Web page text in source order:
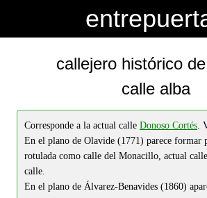
callejero histórico
calle alba
Corresponde a la actual calle Donoso Cortés.
En el plano de Olavide (1771) parece formar
rotulada como calle del Monacillo, actual
calle.
En el plano de Álvarez-Benavides (1860)